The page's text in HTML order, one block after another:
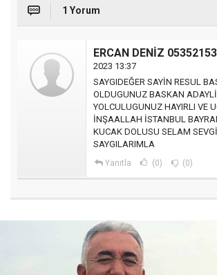
1 Yorum
ERCAN DENİZ
2023 13:37
SAYGIDEĞER SAYİN RESUL
OLDUGUNUZ BASKAN
YOLCULUGUNUZ HAYIRLI VE
İNŞAALLAH İSTANBUL
KUCAK DOLUSU SELAM
SAYGILARIMLA
Yanıtla (0) (0)